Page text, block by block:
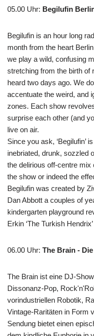
05.00 Uhr: Begilufin
Begilufin is an hour long
month from the heart
we play a wild, confusing
stretching from the birth of
heard two days ago. We
accentuate the weird, and
zones. Each show
surprise each other (and
live on air.
Since you ask, ‘Begilufin’
inebriated, drunk, sozzled
the delirious off-centre
the show or indeed the
Begilufin was created by
Dan Abbott a couples of
kindergarten playground
Erkin ‘The Turkish
06.00 Uhr: The Brain -
The Brain ist eine DJ-
Dissonanz-Pop,
vorindustriellen Robotik,
Vintage-Raritäten in Form
Sendung bietet einen